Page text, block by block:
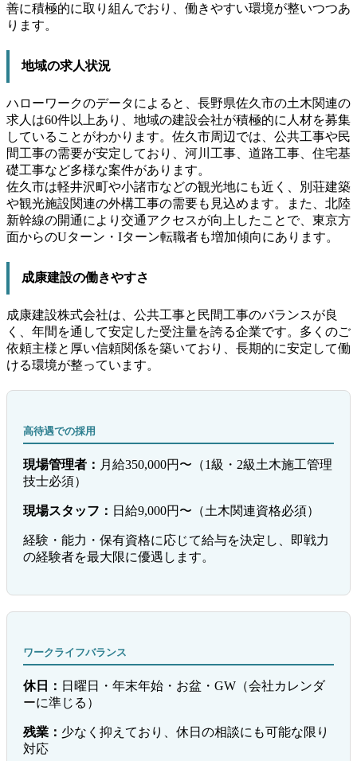
善に積極的に取り組んでおり、働きやすい環境が整いつつあ
ります。
地域の求人状況
ハローワークのデータによると、長野県佐久市の土木関連の
求人は60件以上あり、地域の建設会社が積極的に人材を募集
していることがわかります。佐久市周辺では、公共工事や民
間工事の需要が安定しており、河川工事、道路工事、住宅基
礎工事など多様な案件があります。
佐久市は軽井沢町や小諸市などの観光地にも近く、別荘建築
や観光施設関連の外構工事の需要も見込めます。また、北陸
新幹線の開通により交通アクセスが向上したことで、東京方
面からのUターン・Iターン転職者も増加傾向にあります。
成康建設の働きやすさ
成康建設株式会社は、公共工事と民間工事のバランスが良
く、年間を通して安定した受注量を誇る企業です。多くのご
依頼主様と厚い信頼関係を築いており、長期的に安定して働
ける環境が整っています。
高待遇での採用
現場管理者： 月給350,000円〜（1級・2級土木施工管理
技士必須）
現場スタッフ： 日給9,000円〜（土木関連資格必須）
経験・能力・保有資格に応じて給与を決定し、即戦力
の経験者を最大限に優遇します。
ワークライフバランス
休日： 日曜日・年末年始・お盆・GW（会社カレンダ
ーに準じる）
残業： 少なく抑えており、休日の相談にも可能な限り
対応